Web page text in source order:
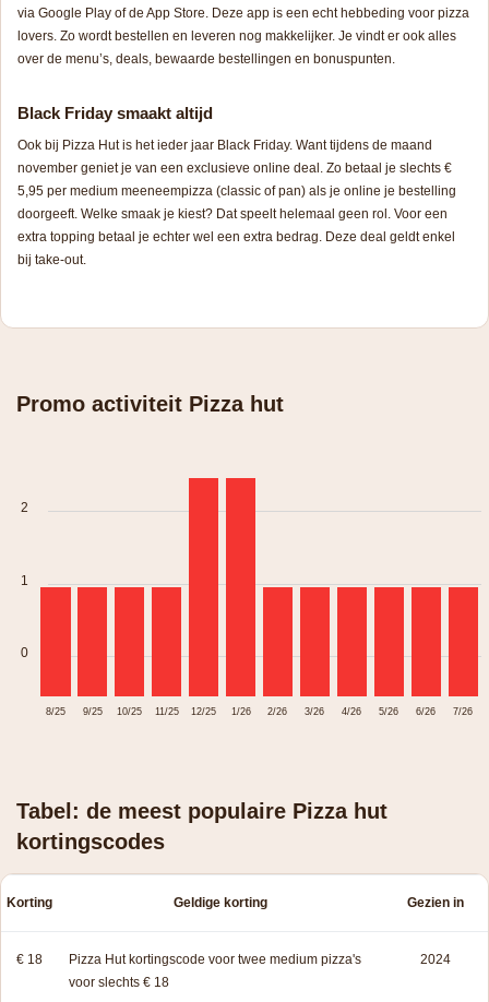
via Google Play of de App Store. Deze app is een echt hebbeding voor pizza
lovers. Zo wordt bestellen en leveren nog makkelijker. Je vindt er ook alles
over de menu’s, deals, bewaarde bestellingen en bonuspunten.
Black Friday smaakt altijd
Ook bij Pizza Hut is het ieder jaar Black Friday. Want tijdens de maand
november geniet je van een exclusieve online deal. Zo betaal je slechts €
5,95 per medium meeneempizza (classic of pan) als je online je bestelling
doorgeeft. Welke smaak je kiest? Dat speelt helemaal geen rol. Voor een
extra topping betaal je echter wel een extra bedrag. Deze deal geldt enkel
bij take-out.
Promo activiteit Pizza hut
2
1
0
8/25 9/25 10/25 11/25 12/25 1/26 2/26 3/26 4/26 5/26 6/26 7/26
Tabel: de meest populaire Pizza hut
kortingscodes
Korting Geldige korting Gezien in
€ 18
Pizza Hut kortingscode voor twee medium pizza's
voor slechts € 18
2024